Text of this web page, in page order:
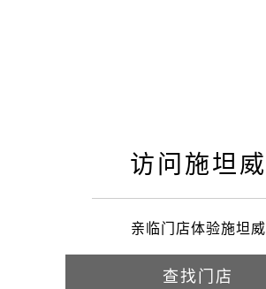
访问施坦威
亲临门店体验施坦威
查找门店